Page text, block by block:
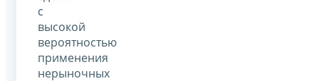
с
высокой
вероятностью
применения
нерыночных